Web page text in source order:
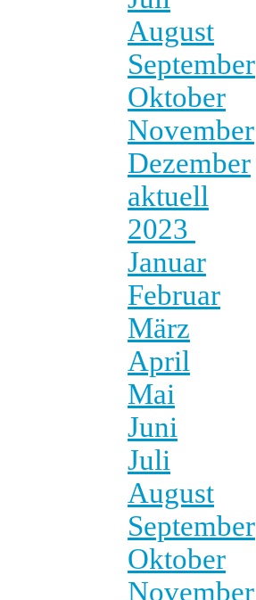
August
September
Oktober
November
Dezember
aktuell
2023
Januar
Februar
März
April
Mai
Juni
Juli
August
September
Oktober
November